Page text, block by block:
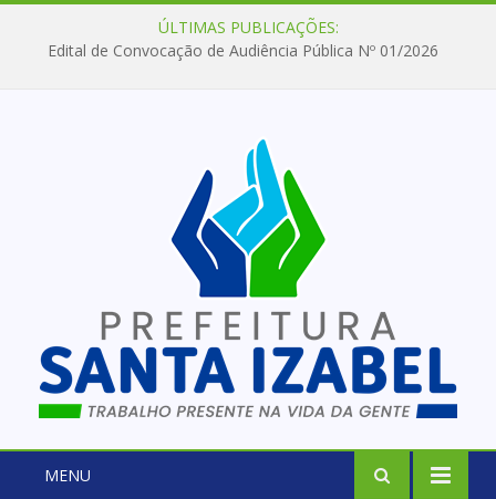
ÚLTIMAS PUBLICAÇÕES:
Edital de Convocação de Audiência Pública Nº 01/2026
MENU